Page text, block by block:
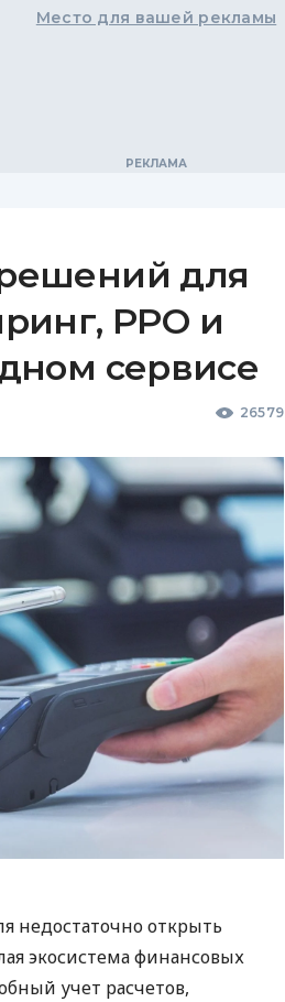
Место для вашей рекламы
для
РРО и
сервисе
26579
недостаточно открыть
экосистема финансовых
учет расчетов,